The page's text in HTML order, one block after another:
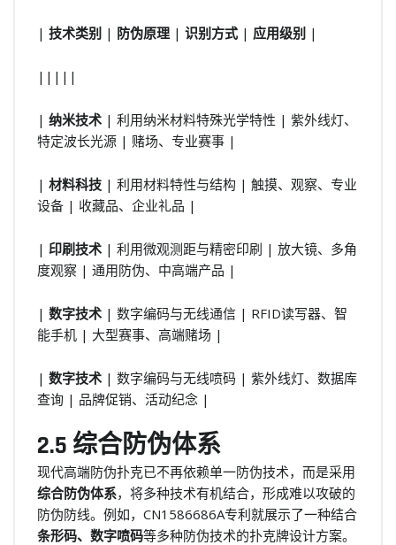
| 技术类别 | 防伪原理 | 识别方式 | 应用级别 |
|||||
| 纳米技术 | 利用纳米材料特殊光学特性 | 紫外线灯、
特定波长光源 | 赌场、专业赛事 |
| 材料科技 | 利用材料特性与结构 | 触摸、观察、专业
设备 | 收藏品、企业礼品 |
| 印刷技术 | 利用微观测距与精密印刷 | 放大镜、多角
度观察 | 通用防伪、中高端产品 |
| 数字技术 | 数字编码与无线通信 | RFID读写器、智
能手机 | 大型赛事、高端赌场 |
| 数字技术 | 数字编码与无线喷码 | 紫外线灯、数据库
查询 | 品牌促销、活动纪念 |
2.5 综合防伪体系
现代高端防伪扑克已不再依赖单一防伪技术，而是采用
综合防伪体系，将多种技术有机结合，形成难以攻破的
防伪防线。例如，CN1586686A专利就展示了一种结合
条形码、数字喷码等多种防伪技术的扑克牌设计方案。